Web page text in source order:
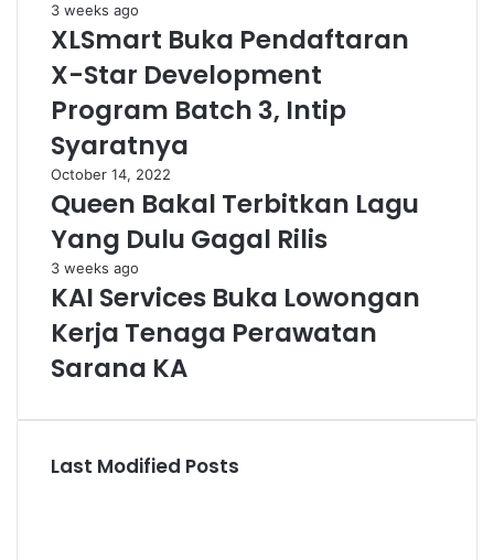
3 weeks ago
XLSmart Buka Pendaftaran
X-Star Development
Program Batch 3, Intip
Syaratnya
October 14, 2022
Queen Bakal Terbitkan Lagu
Yang Dulu Gagal Rilis
3 weeks ago
KAI Services Buka Lowongan
Kerja Tenaga Perawatan
Sarana KA
Last Modified Posts